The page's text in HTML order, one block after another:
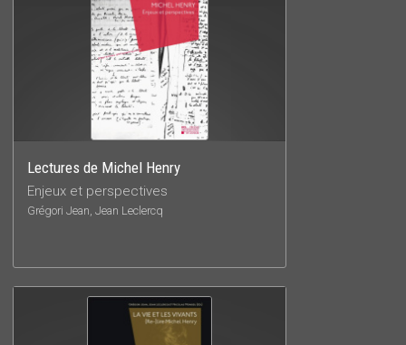
Lectures de Michel Henry
Enjeux et perspectives
Grégori Jean, Jean Leclercq